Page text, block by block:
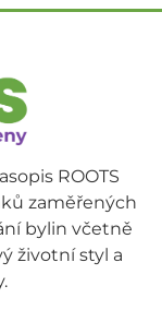
ROOTS
zaměřených
bylin včetně
životní styl a